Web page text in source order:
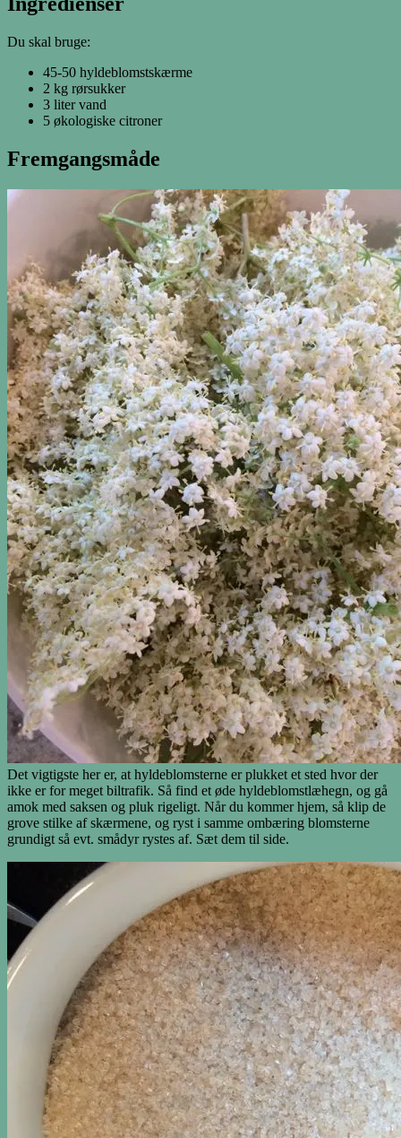
Du skal bruge:
45-50 hyldeblomstskærme
2 kg rørsukker
3 liter vand
5 økologiske citroner
Fremgangsmåde
Det vigtigste her er, at hyldeblomsterne er plukket et sted hvor der
ikke er for meget biltrafik. Så find et øde hyldeblomstlæhegn, og gå
amok med saksen og pluk rigeligt. Når du kommer hjem, så klip de
grove stilke af skærmene, og ryst i samme ombæring blomsterne
grundigt så evt. smådyr rystes af. Sæt dem til side.